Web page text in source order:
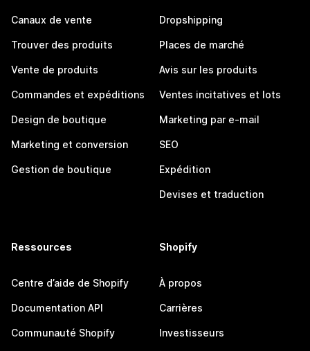
Canaux de vente
Trouver des produits
Vente de produits
Commandes et expéditions
Design de boutique
Marketing et conversion
Gestion de boutique
Dropshipping
Places de marché
Avis sur les produits
Ventes incitatives et lots
Marketing par e-mail
SEO
Expédition
Devises et traduction
Ressources
Centre d’aide de Shopify
Documentation API
Communauté Shopify
Shopify
À propos
Carrières
Investisseurs